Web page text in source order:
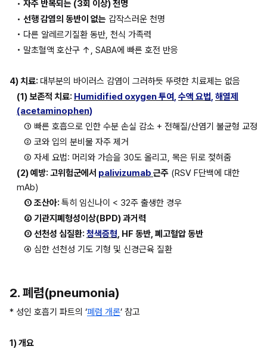
• 자주 반복되는 (3회 이상) 천명
• 선행 감염의 동반이 없는 갑작스러운 천명
• 다른 알레르기질환 동반, 천식 가족력
• 말초혈액 호산구 ↑, SABA에 빠른 호전 반응
4) 치료: 대부분의 바이러스 감염이 그러하듯 뚜렷한 치료제는 없음
(1) 보존적 치료: Humidified oxygen 투여, 수액 요법, 해열제
(acetaminophen)
① 빠른 호흡으로 인한 수분 손실 감소 + 전해질/산염기 불균형 교정
② 코와 입의 분비물 자주 제거
③ 자세 요법: 머리와 가슴을 30도 올리고, 목은 뒤로 젖혀줌
(2) 예방: 고위험군에서 palivizumab 근주 (RSV F단백에 대한
mAb)
① 조산아: 특히 임신나이 < 32주 출생한 경우
② 기관지폐형성이상(BPD) 과거력
③ 선천성 심질환: 청색증형, HF 동반, 폐고혈압 동반
④ 심한 선천성 기도 기형 및 신경근육 질환
2. 폐렴(pneumonia)
* 성인 호흡기 파트의 ‘폐렴 개론’ 참고
1) 개요